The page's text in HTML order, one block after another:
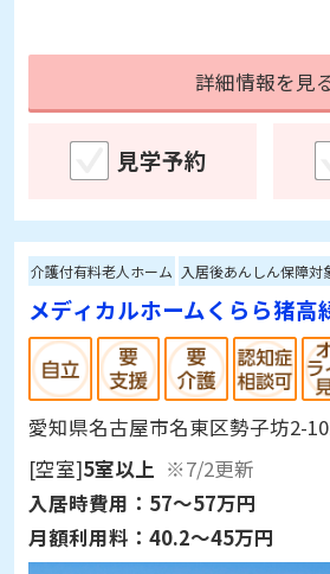
詳細情報を見
見学予約
介護付有料老人ホーム 入居後あんしん保障対
メディカルホームくらら猪高
愛知県名古屋市名東区勢子坊2-
[空室]5室以上 ※7/2更新
入居時費用： 57～57万円
月額利用料： 40.2～45万円